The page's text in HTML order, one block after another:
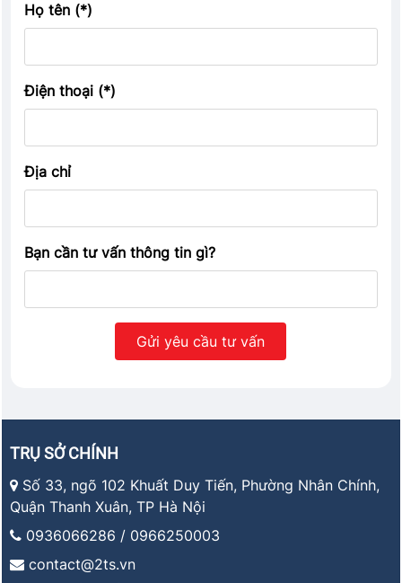
Họ tên (*)
Điện thoại (*)
Địa chỉ
Bạn cần tư vấn thông tin gì?
TRỤ SỞ CHÍNH
Số 33, ngõ 102 Khuất Duy Tiến, Phường Nhân Chính,
Quận Thanh Xuân, TP Hà Nội
0936066286 / 0966250003
contact@2ts.vn